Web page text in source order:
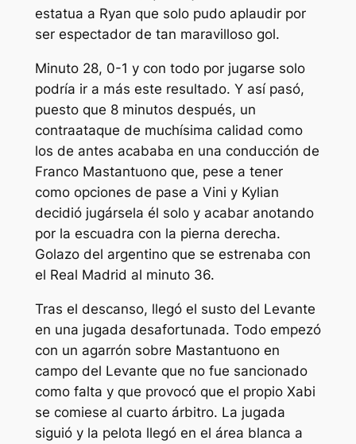
estatua a Ryan que solo pudo aplaudir por
ser espectador de tan maravilloso gol.
Minuto 28, 0-1 y con todo por jugarse solo
podría ir a más este resultado. Y así pasó,
puesto que 8 minutos después, un
contraataque de muchísima calidad como
los de antes acababa en una conducción de
Franco Mastantuono que, pese a tener
como opciones de pase a Vini y Kylian
decidió jugársela él solo y acabar anotando
por la escuadra con la pierna derecha.
Golazo del argentino que se estrenaba con
el Real Madrid al minuto 36.
Tras el descanso, llegó el susto del Levante
en una jugada desafortunada. Todo empezó
con un agarrón sobre Mastantuono en
campo del Levante que no fue sancionado
como falta y que provocó que el propio Xabi
se comiese al cuarto árbitro. La jugada
siguió y la pelota llegó en el área blanca a